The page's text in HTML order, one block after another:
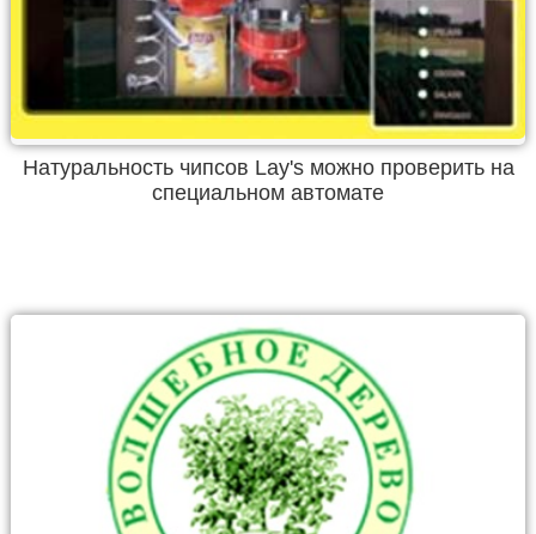
Натуральность чипсов Lay's можно проверить на
специальном автомате